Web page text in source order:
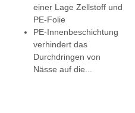
einer Lage Zellstoff und
PE-Folie
PE-Innenbeschichtung
verhindert das
Durchdringen von
Nässe auf die...